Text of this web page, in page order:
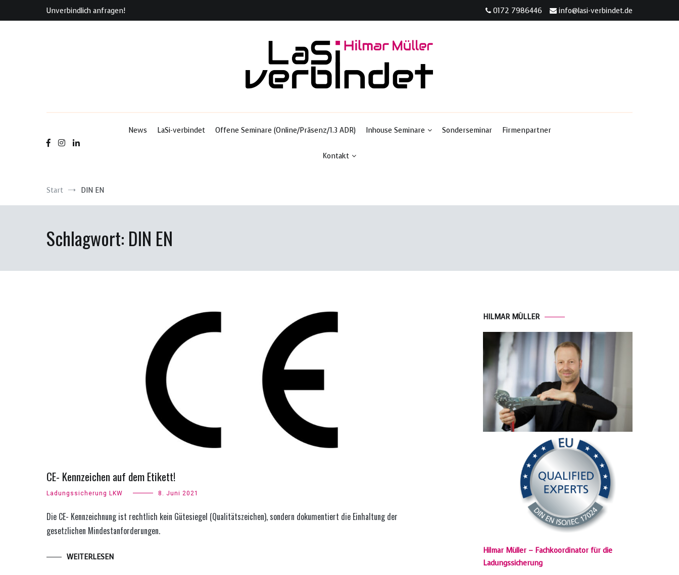
Unverbindlich anfragen! 0172 7986446 info@lasi-verbindet.de
News
LaSi-verbindet Offene Seminare (Online/Präsenz/1.3 ADR) Inhouse Seminare Sonderseminar Firmenpartner
Kontakt
Start DIN EN
Schlagwort: DIN EN
CE- Kennzeichen auf dem Etikett!
Ladungssicherung LKW 8. Juni 2021
Die CE- Kennzeichnung ist rechtlich kein Gütesiegel (Qualitätszeichen), sondern dokumentiert die Einhaltung der
gesetzlichen Mindestanforderungen.
WEITERLESEN
HILMAR MÜLLER
Hilmar Müller – Fachkoordinator für die
Ladungssicherung